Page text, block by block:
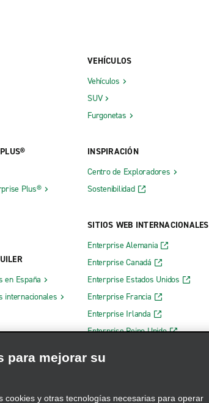
Plus®
en España
internacionales
VEHÍCULOS
Vehículos
SUV
Furgonetas
INSPIRACIÓN
Centro de Exploradores
Sostenibilidad
SITIOS WEB INTERNACIONALES
Enterprise Alemania
Enterprise Canadá
Enterprise Estados Unidos
Enterprise Francia
Enterprise Irlanda
Enterprise Reino Unido
para mejorar su
cookies y otras tecnologías necesarias para operar